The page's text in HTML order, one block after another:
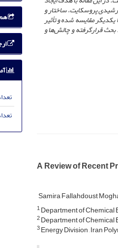
پروسکایت، ساختار و
یکدیگر مقایسه شده و تأثیر
قرارگرفته و چالش‌ها و
A Review of Recent
Samira Fallahdoust
1Department of Chemical
2Department of Chemical
3Energy Division , Iran